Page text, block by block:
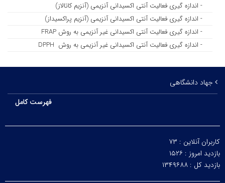
- اندازه گیری فعالیت آنتی اکسیدانی آنزیمی (آنزیم کاتالاز)
- اندازه گیری فعالیت آنتی اکسیدانی آنزیمی (آنزیم پراکسیداز)
- اندازه گیری فعالیت آنتی اکسیدانی غیر آنزیمی به روش FRAP
- اندازه گیری فعالیت آنتی اکسیدانی غیر آنزیمی به روش DPPH
جهاد دانشگاهی
فهرست کامل
کاربران آنلاین : ۷۳
بازدید امروز : ۱۵۲۶
بازدید کل : ۱۳۴۹۶۸۸